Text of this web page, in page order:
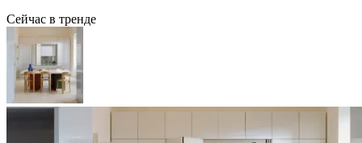
Сейчас в тренде